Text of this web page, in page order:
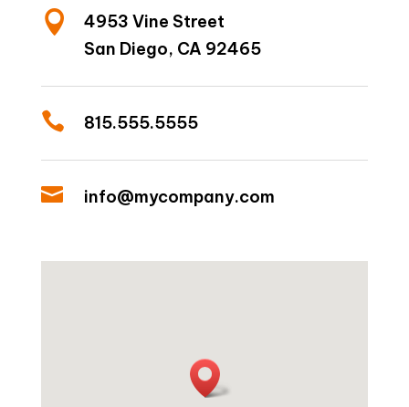

4953 Vine Street
San Diego, CA 92465
 815.555.5555
 info@mycompany.com